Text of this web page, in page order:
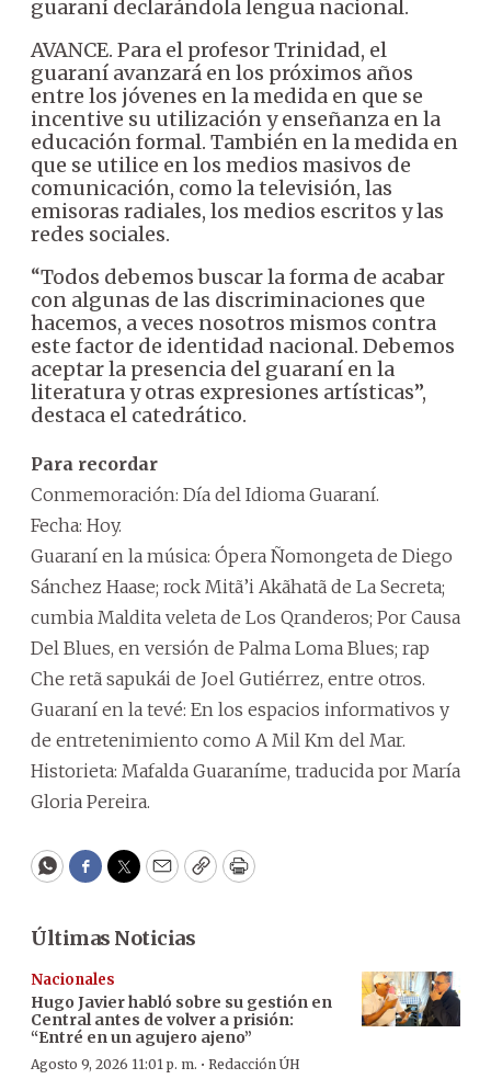
guaraní declarándola lengua nacional.
AVANCE. Para el profesor Trinidad, el
guaraní avanzará en los próximos años
entre los jóvenes en la medida en que se
incentive su utilización y enseñanza en la
educación formal. También en la medida en
que se utilice en los medios masivos de
comunicación, como la televisión, las
emisoras radiales, los medios escritos y las
redes sociales.
“Todos debemos buscar la forma de acabar
con algunas de las discriminaciones que
hacemos, a veces nosotros mismos contra
este factor de identidad nacional. Debemos
aceptar la presencia del guaraní en la
literatura y otras expresiones artísticas”,
destaca el catedrático.
Para recordar
Conmemoración: Día del Idioma Guaraní.
Fecha: Hoy.
Guaraní en la música: Ópera Ñomongeta de Diego
Sánchez Haase; rock Mitã’i Akãhatã de La Secreta;
cumbia Maldita veleta de Los Qranderos; Por Causa
Del Blues, en versión de Palma Loma Blues; rap
Che retã sapukái de Joel Gutiérrez, entre otros.
Guaraní en la tevé: En los espacios informativos y
de entretenimiento como A Mil Km del Mar.
Historieta: Mafalda Guaraníme, traducida por María
Gloria Pereira.
WhatsApp
Facebook
Twitter
EmailCopyPrint
Últimas Noticias
Nacionales
Hugo Javier habló sobre su gestión en
Central antes de volver a prisión:
“Entré en un agujero ajeno”
Agosto 9, 2026 11:01 p. m. · Redacción ÚH